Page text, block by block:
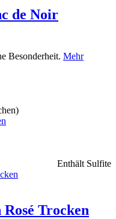
de Noir
Besonderheit. Mehr
Enthält Sulfite
Trocken